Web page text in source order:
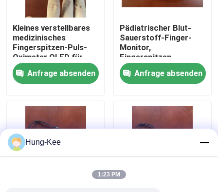
Über uns
Fabrik-Ausflug
Treten Sie mit uns in Verbindung
Nachrichten
Kleines verstellbares
medizinisches
Fingerspitzen-Puls-
Oximeter OLED für
Erwachsene und
Kinder,
Blutsauerstoffmonitor
Anfrage absenden
Pädiatrischer Blut-
Sauerstoff-Finger-
Monitor,
Fingerspitzen-
Pulsoximeter mit
Oled-Anzeige,
Blutsauerstoffmonitor
Anfrage absenden
Hung-Kee
1:23 PM